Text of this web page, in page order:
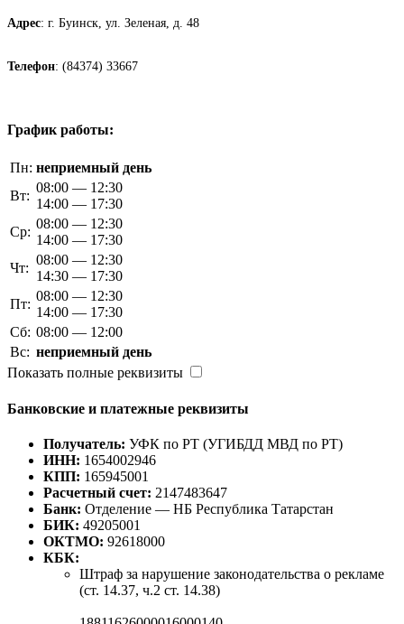
Адрес: г. Буинск, ул. Зеленая, д. 48
Телефон: (84374) 33667
График работы:
Пн: неприемный день
Вт:
08:00 — 12:30
14:00 — 17:30
Ср:
08:00 — 12:30
14:00 — 17:30
Чт:
08:00 — 12:30
14:30 — 17:30
Пт:
08:00 — 12:30
14:00 — 17:30
Сб: 08:00 — 12:00
Вс: неприемный день
Показать полные реквизиты
Банковские и платежные реквизиты
Получатель: УФК по РТ (УГИБДД МВД по РТ)
ИНН: 1654002946
КПП: 165945001
Расчетный счет: 2147483647
Банк: Отделение — НБ Республика Татарстан
БИК: 49205001
ОКТМО: 92618000
КБК:
Штраф за нарушение законодательства о рекламе
(ст. 14.37, ч.2 ст. 14.38)